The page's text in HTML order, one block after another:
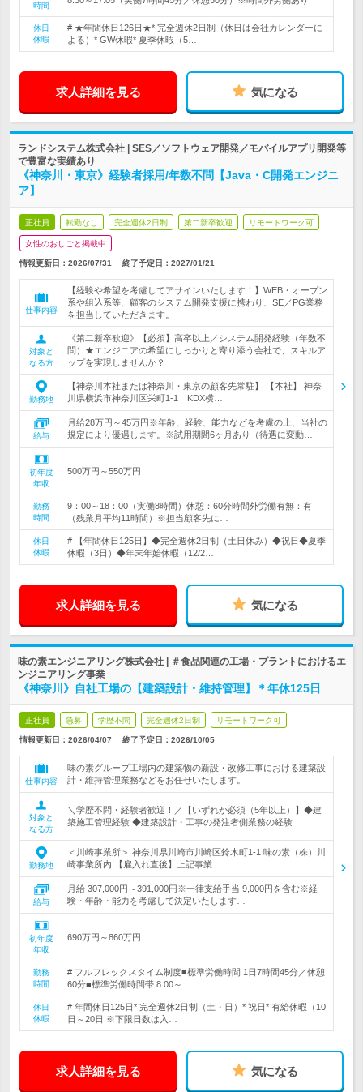
時間
休日
休暇
# ★年間休日126日★* 完全週休2日制（休日は会社カレンダーに
よる）* GW休暇* 夏季休暇（5…
求人詳細を見る 気になる
ランドシステム株式会社 | SES／ソフトウェア開発／モバイルアプリ開発等
で豊富な実績あり
《神奈川・東京》経験者採用/年数不問【Java・C開発エンジニ
ア】
正社員 転勤なし 完全週休2日制 第二新卒歓迎 リモートワーク可
女性のおしごと掲載中
情報更新日：2026/07/31 終了予定日： 2027/01/21
仕事内容
【経験や希望を考慮してアサインいたします！】WEB・オープン
系や組込系等、顧客のシステム開発支援に携わり、SE／PG業務
を担当していただきます。
対象と
なる方
《第二新卒歓迎》【必須】高卒以上／システム開発経験（年数不
問）★エンジニアの希望にしっかりと寄り添う会社で、スキルア
ップを実現しませんか？
勤務地
【神奈川本社または神奈川・東京の顧客先常駐】 【本社】 神奈
川県横浜市神奈川区栄町1-1 KDX横…
給与
月給28万円～45万円※年齢、経験、能力などを考慮の上、当社の
規定により優遇します。※試用期間6ヶ月あり（待遇に変動…
初年度
年収
500万円～550万円
勤務
時間
9：00～18：00（実働8時間）休憩：60分時間外労働有無：有
（残業月平均11時間）※担当顧客先に…
休日
休暇
# 【年間休日125日】◆完全週休2日制（土日休み）◆祝日◆夏季
休暇（3日）◆年末年始休暇（12/2…
求人詳細を見る 気になる
味の素エンジニアリング株式会社 | ＃食品関連の工場・プラントにおけるエ
ンジニアリング事業
《神奈川》自社工場の【建築設計・維持管理】＊年休125日
正社員 急募 学歴不問 完全週休2日制 リモートワーク可
情報更新日：2026/04/07 終了予定日： 2026/10/05
仕事内容
味の素グループ工場内の建築物の新設・改修工事における建築設
計・維持管理業務などをお任せいたします。
対象と
なる方
＼学歴不問・経験者歓迎！／【いずれか必須（5年以上）】◆建
築施工管理経験 ◆建築設計・工事の発注者側業務の経験
勤務地
＜川崎事業所＞ 神奈川県川崎市川崎区鈴木町1-1 味の素（株）川
崎事業所内 【雇入れ直後】上記事業…
給与
月給 307,000円～391,000円※一律支給手当 9,000円を含む※経
験・年齢・能力を考慮して決定いたします…
初年度
年収
690万円～860万円
勤務
時間
# フルフレックスタイム制度■標準労働時間 1日7時間45分／休憩
60分■標準労働時間帯 8:00～…
休日
休暇
# 年間休日125日* 完全週休2日制（土・日）* 祝日* 有給休暇（10
日～20日 ※下限日数は入…
求人詳細を見る 気になる